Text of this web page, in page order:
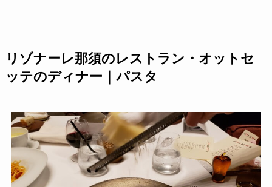
リゾナーレ那須のレストラン・オットセ
ッテのディナー｜パスタ